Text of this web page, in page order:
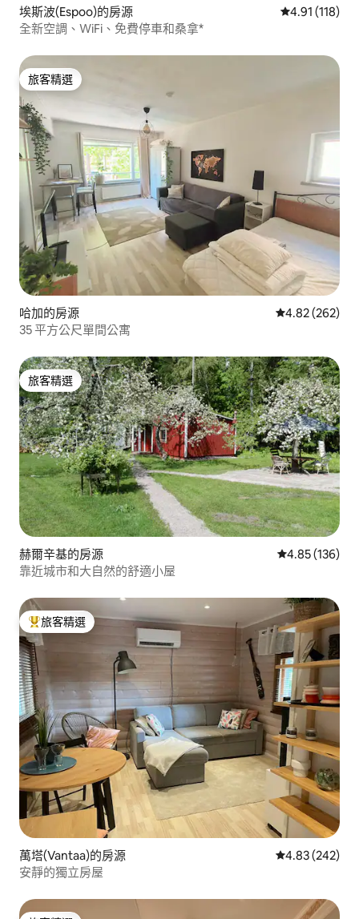
埃斯波(Espoo)的房源 從 118 則評價
4.91 (118)
全新空調、WiFi、免費停車和桑拿*
旅客精選
旅客精選
哈加的房源 從 262 則評價
4.82 (262)
35 平方公尺單間公寓
旅客精選
旅客精選
赫爾辛基的房源 從 136 則評價
4.85 (136)
靠近城市和大自然的舒適小屋
旅客精選榜首
旅客精選
萬塔(Vantaa)的房源 從 242 則評價
4.83 (242)
安靜的獨立房屋